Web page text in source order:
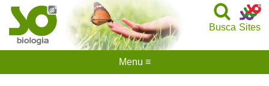
Sites
Busca